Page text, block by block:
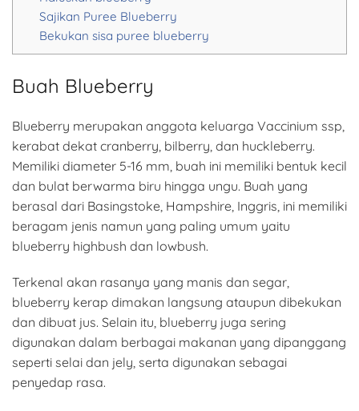
Sajikan Puree Blueberry
Bekukan sisa puree blueberry
Buah Blueberry
Blueberry merupakan anggota keluarga Vaccinium ssp,
kerabat dekat cranberry, bilberry, dan huckleberry.
Memiliki diameter 5-16 mm, buah ini memiliki bentuk kecil
dan bulat berwarma biru hingga ungu. Buah yang
berasal dari Basingstoke, Hampshire, Inggris, ini memiliki
beragam jenis namun yang paling umum yaitu
blueberry highbush dan lowbush.
Terkenal akan rasanya yang manis dan segar,
blueberry kerap dimakan langsung ataupun dibekukan
dan dibuat jus. Selain itu, blueberry juga sering
digunakan dalam berbagai makanan yang dipanggang
seperti selai dan jely, serta digunakan sebagai
penyedap rasa.